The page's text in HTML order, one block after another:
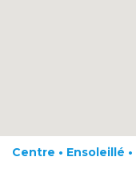
Centre • Ensoleillé